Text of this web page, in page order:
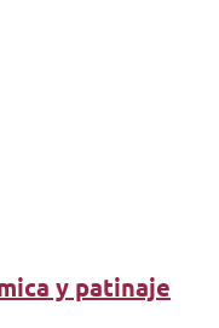
y patinaje